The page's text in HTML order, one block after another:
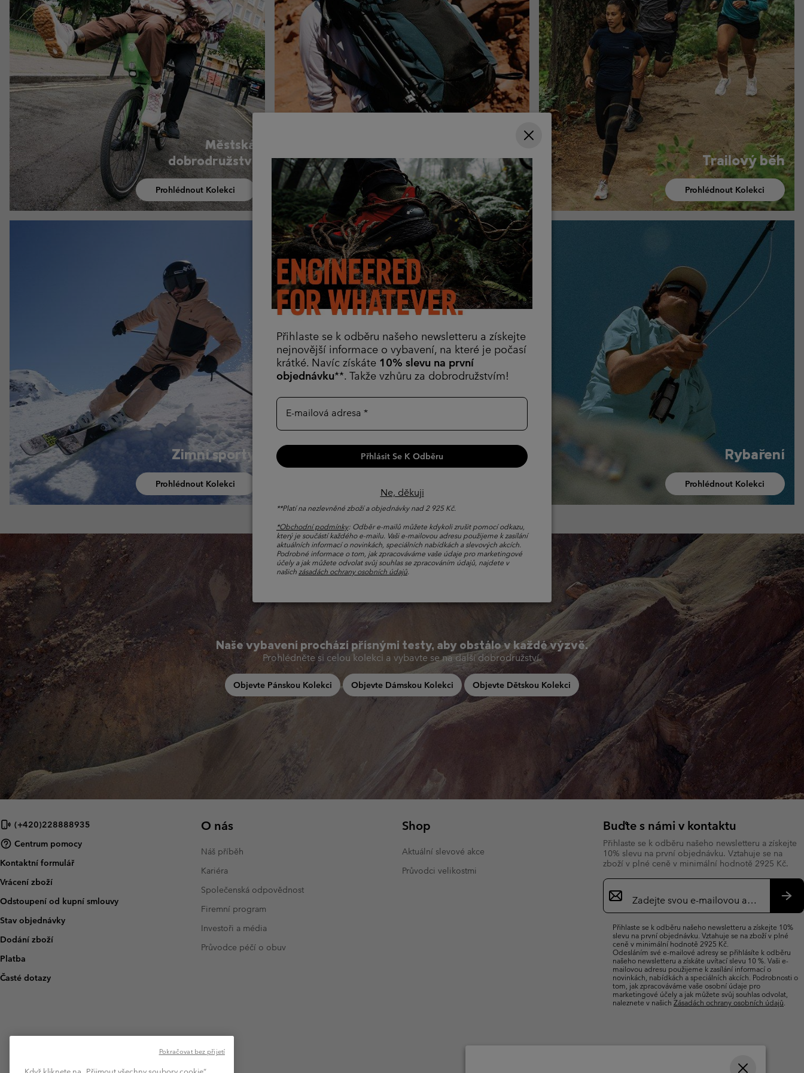
Přihlaste se k odběru našeho newsletteru a získejte
nejnovější informace o vybavení, na které je počasí
krátké. Navíc získáte 10% slevu na první
objednávku**. Takže vzhůru za dobrodružstvím!
E-mailová adresa
Přhlásit Se K Odběru
Ne, děkuji
**Platí na nezlevněné zboží a objednávky nad 2 925 Kč.
*Obchodní podmínky: Odběr e-mailů můžete kdykoli zrušit pomocí odkazu,
který je součástí každého e-mailu. Vaši e-mailovou adresu použijeme k zasílání
aktuálních informací o novinkách, speciálních nabídkách a slevových akcích.
Podrobné informace o tom, jak zpracováváme vaše údaje pro marketingové
účely a jak můžete odvolat svůj souhlas se zpracováním údajů, najdete v
našich zásadách ochrany osobních údajů
Městská
dobrodružství
Prohlédnout Kolekci
Turistika
Prohlédnout Kolekci
Trailový běh
Prohlédnout Kolekci
Zimní sporty
Prohlédnout Kolekci
Letní
dobrodružství
Rybaření
Prohlédnout Kolekci
Naše vybavení prochází přísnými testy, aby obstálo v každé výzvě.
Prohlédněte si celou kolekci a vybavte se na další dobrodružství.
Objevte Pánskou Kolekci Objevte Dámskou Kolekci Objevte Dětskou Kolekci
(+420)228888935
Centrum pomocy
Kontaktní formulář
Vrácení zboží
Odstoupení od kupní smlouvy
Stav objednávky
Dodání zboží
Platba
Časté dotazy
O nás
Náš příběh
Kariéra
Společenská odpovědnost
Firemní program
Investoři a média
Průvodce péčí o obuv
Shop
Aktuální slevové akce
Průvodci velikostmi
Buďte s námi v kontaktu
Přihlaste se k odběru našeho newsletteru a získejte
10% slevu na první objednávku. Vztahuje se na
zboží v plné ceně v minimální hodnotě 2925 Kč.
Přihlášení
odběru
mailů
Přihlaste se k odběru našeho newsletteru a získejte 10%
slevu na první objednávku. Vztahuje se na zboží v plné
ceně v minimální hodnotě 2925 Kč.
Odesláním své e-mailové adresy se přihlásíte k odběru
našeho newsletteru a získáte uvítací slevu 10 %. Vaši e-
mailovou adresu použijeme k zasílání informací o
novinkách, nabídkách a speciálních akcích. Podrobnosti o
tom, jak zpracováváme vaše osobní údaje pro
marketingové účely a jak můžete svůj souhlas odvolat,
naleznete v našich Zásadách ochrany osobních údajů.
Pokračovat bez přijetí